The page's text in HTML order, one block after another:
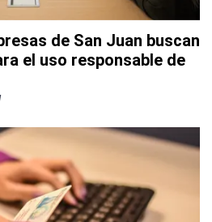
de San Juan buscan
el uso responsable de